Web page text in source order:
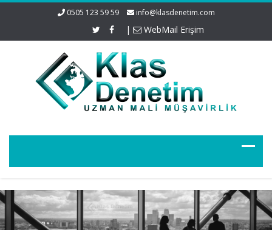
0505 123 59 59 info@klasdenetim.com
| WebMail Erişim